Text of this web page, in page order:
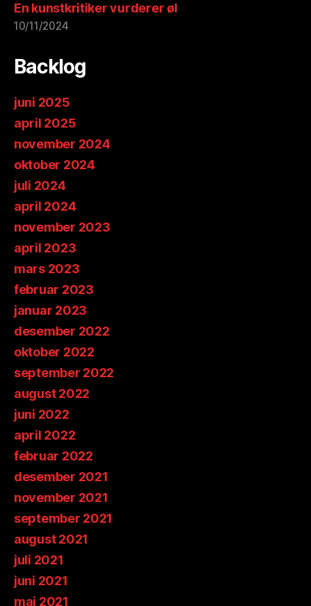
En kunstkritiker vurderer øl
10/11/2024
Backlog
juni 2025
april 2025
november 2024
oktober 2024
juli 2024
april 2024
november 2023
april 2023
mars 2023
februar 2023
januar 2023
desember 2022
oktober 2022
september 2022
august 2022
juni 2022
april 2022
februar 2022
desember 2021
november 2021
september 2021
august 2021
juli 2021
juni 2021
mai 2021